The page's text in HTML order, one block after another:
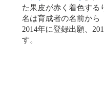
た果皮が赤く着色する
名は育成者の名前から
2014年に登録出願、
す。